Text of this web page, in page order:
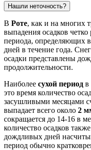
Нашли неточность?
В Роте, как и на многих
выпадения осадков четко
периода, определяющих
дней в течение года.
осадки представлены
продолжительности.
Наиболее сухой период в
это время количество
засушливыми месяцами
выпадает всего около 2
сокращается до 14-16 в
количество осадков
дождливых дней
период обычно